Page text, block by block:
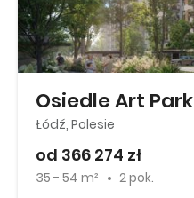
Osiedle Art Park
Łódź, Polesie
od 366 274 zł
35 - 54 m² 2 pok.